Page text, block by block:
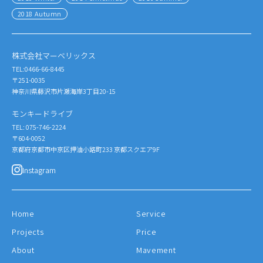
2018 Autumn
株式会社マーベリックス
TEL:0466-66-8445
〒251-0035
神奈川県藤沢市片瀬海岸3丁目20-15
モンキードライブ
TEL: 075-746-2224
〒604-0052
京都府京都市中京区押油小路町233 京都スクエア9F
Instagram
Home
Service
Projects
Price
About
Mavement